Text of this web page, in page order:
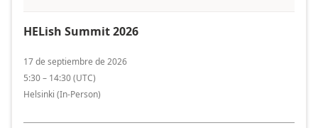
HELish Summit 2026
17 de septiembre de 2026
5:30 – 14:30(UTC)
Helsinki (In-Person)